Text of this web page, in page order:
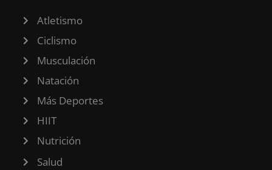
Atletismo
Ciclismo
Musculación
Natación
Más Deportes
HIIT
Nutrición
Salud